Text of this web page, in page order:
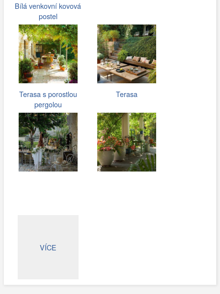
Bílá venkovní kovová
postel
Terasa s porostlou
pergolou
Terasa
VÍCE